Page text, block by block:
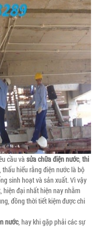
cầu và sửa chữa điện nước, thi
hiểu rằng điện nước là bộ
sinh hoạt và sản xuất. Vì vậy
đại nhất hiện nay nhằm
đồng thời tiết kiệm được chi
nước, hay khi gặp phải các sự